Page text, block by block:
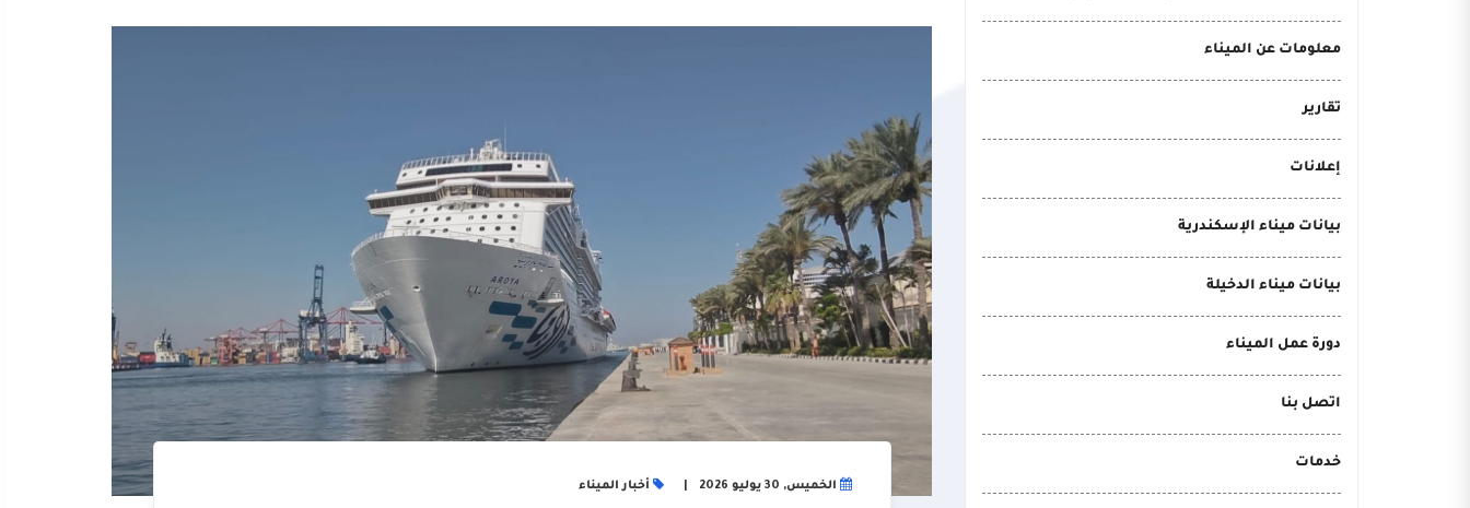
معلومات عن الميناء
تقارير
إعلانات
بيانات ميناء الإسكندرية
بيانات ميناء الدخيلة
دورة عمل الميناء
اتصل بنا
خدمات
الخميس, 30 يوليو 2026 أخبار الميناء